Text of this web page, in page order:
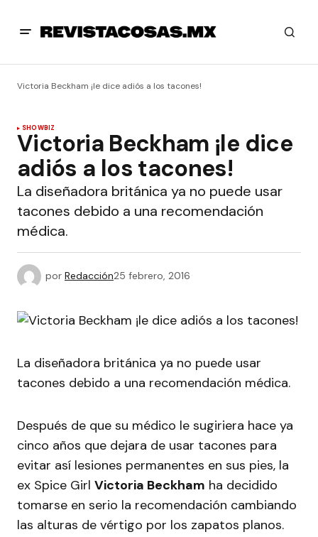
Victoria Beckham ¡le dice adiós a los tacones!
SHOWBIZ
Victoria Beckham ¡le dice
adiós a los tacones!
La diseñadora británica ya no puede usar
tacones debido a una recomendación
médica.
por Redacción25 febrero, 2016
La diseñadora británica ya no puede usar
tacones debido a una recomendación médica.
Después de que su médico le sugiriera hace ya
cinco años que dejara de usar tacones para
evitar así lesiones permanentes en sus pies, la
ex Spice Girl Victoria Beckham ha decidido
tomarse en serio la recomendación cambiando
las alturas de vértigo por los zapatos planos.